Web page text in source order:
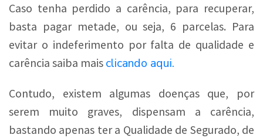
Caso tenha perdido a carência, para recuperar,
basta pagar metade, ou seja, 6 parcelas. Para
evitar o indeferimento por falta de qualidade e
carência saiba mais clicando aqui.
Contudo, existem algumas doenças que, por
serem muito graves, dispensam a carência,
bastando apenas ter a Qualidade de Segurado, de